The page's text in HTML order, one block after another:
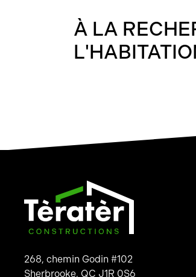
À LA
268, chemin Godin #102
Sherbrooke, QC J1R 0S6